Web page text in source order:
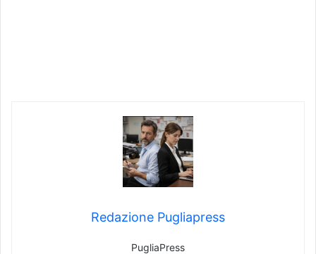
Redazione Pugliapress
PugliaPress